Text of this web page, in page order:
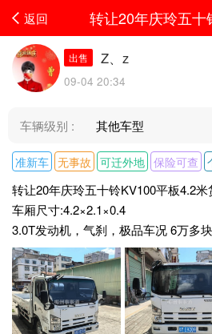
返回
出售 Z、z
09-04 20:34
车辆级别 : 其他车型
准新车 无事故 可迁外地 保险可查
转让20年庆玲五十铃KV100平板4.2米
车厢尺寸:4.2×2.1×0.4
3.0T发动机，气刹，极品车况 6万多